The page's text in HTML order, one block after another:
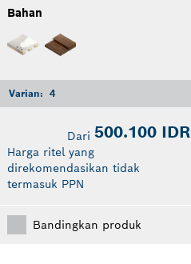
Bahan
Varian: 4
Dari 500.100 IDR
Harga ritel yang
direkomendasikan tidak
termasuk PPN
Bandingkan produk